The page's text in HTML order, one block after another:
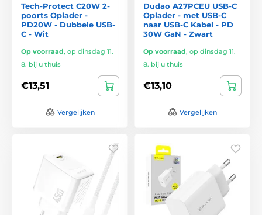
Tech-Protect C20W 2-
poorts Oplader -
PD20W - Dubbele USB-
C - Wit
Op voorraad, op dinsdag 11.
8. bij u thuis
€13,51
Vergelijken
Dudao A27PCEU USB-C
Oplader - met USB-C
naar USB-C Kabel - PD
30W GaN - Zwart
Op voorraad, op dinsdag 11.
8. bij u thuis
€13,10
Vergelijken